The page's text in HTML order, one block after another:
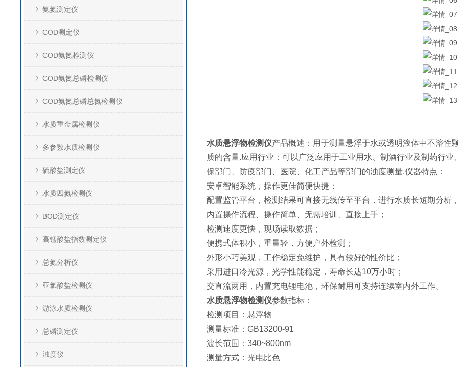
氨氮测定仪
COD测定仪
COD氨氮检测仪
COD氨氮总磷检测仪
COD氨氮总磷总氮检测仪
水质重金属检测仪
多参数水质检测仪
硫酸盐测定仪
水质四氮检测仪
BOD测定仪
高锰酸盐指数测定仪
总氮分析仪
亚氯酸盐检测仪
游泳水质检测仪
总磷测定仪
浊度仪
水质悬浮物检测仪产品概述：用于测量悬浮于水或透明液体中不溶性
质的含量.应用行业：可以广泛应用于工业用水、制酒行业及制药行
保部门、防疫部门、医院、化工产品等部门的浊度测量.仪器特点：
安卓智能系统，操作更佳简便快捷；
配置监管平台，检测结果可直接无线传至平台，进行水质长短期分析
内置操作流程、操作简单、无需培训、直接上手；
检测速度更快，现场读取数据；
便携式体积小，重量轻，方便户外检测；
外形小巧美观，工作稳定免维护，具有较好的性价比；
采用进口冷光源，光学性能稳定，寿命长达10万小时；
交直流两用，内置充电锂电池，环保耐用可支持连续室内外工作。
水质悬浮物检测仪参数指标：
检测项目：悬浮物
测量标准：GB13200-91
波长范围：340~800nm
测量方式：光电比色